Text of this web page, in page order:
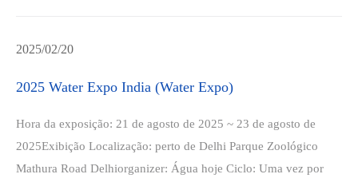
2025/02/20
2025 Water Expo India (Water Expo)
Hora da exposição: 21 de agosto de 2025 ~ 23 de agosto de
2025Exibição Localização: perto de Delhi Parque Zoológico
Mathura Road Delhiorganizer: Água hoje Ciclo: Uma vez por